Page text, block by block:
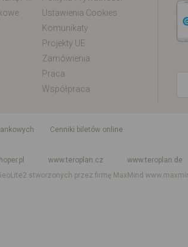
Ustawienia Cookies
Komunikaty
Projekty UE
Zamówienia
Praca
Współpraca
Cenniki biletów online
hoper.pl www.teroplan.cz
www.teroplan.de
stworzonych przez firmę MaxMind